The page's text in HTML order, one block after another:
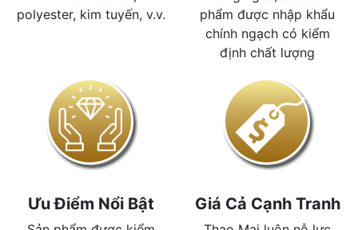
polyester, kim tuyến, v.v.
phẩm được nhập khẩu
chính ngạch có kiểm
định chất lượng
Ưu Điểm Nổi Bật Giá Cả Cạnh Tranh